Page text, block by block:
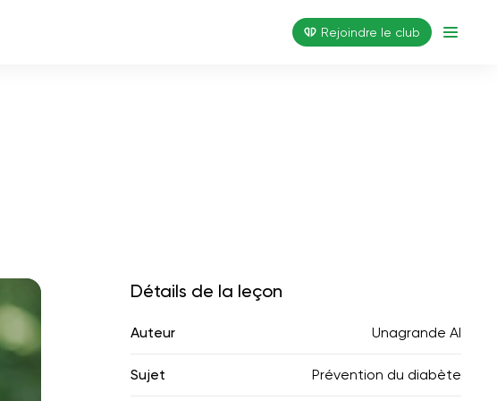
Rejoindre le club
Détails de la leçon
Auteur Unagrande AI
Sujet Prévention du diabète